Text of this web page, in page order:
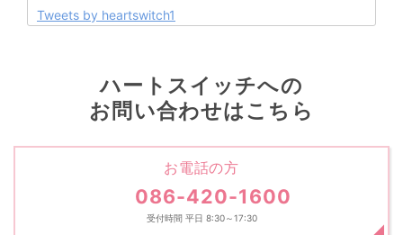
Tweets by heartswitch1
ハートスイッチへの
お問い合わせはこちら
お電話の方
086-420-1600
受付時間 平日 8:30～17:30